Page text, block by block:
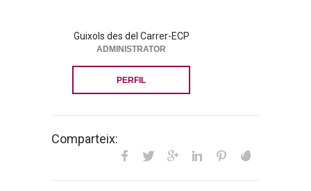
Guixols des del Carrer-ECP
ADMINISTRATOR
PERFIL
Comparteix: